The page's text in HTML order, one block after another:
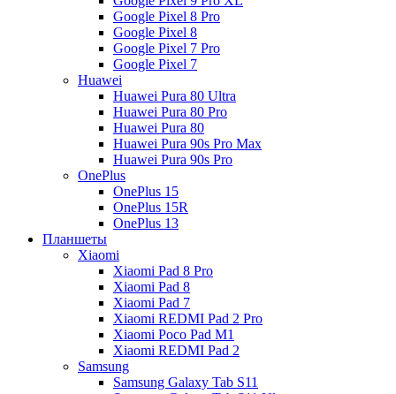
Google Pixel 8 Pro
Google Pixel 8
Google Pixel 7 Pro
Google Pixel 7
Huawei
Huawei Pura 80 Ultra
Huawei Pura 80 Pro
Huawei Pura 80
Huawei Pura 90s Pro Max
Huawei Pura 90s Pro
OnePlus
OnePlus 15
OnePlus 15R
OnePlus 13
Планшеты
Xiaomi
Xiaomi Pad 8 Pro
Xiaomi Pad 8
Xiaomi Pad 7
Xiaomi REDMI Pad 2 Pro
Xiaomi Poco Pad M1
Xiaomi REDMI Pad 2
Samsung
Samsung Galaxy Tab S11